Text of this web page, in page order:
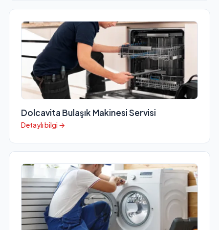
Dolcavita Bulaşık Makinesi Servisi
Detaylı bilgi →